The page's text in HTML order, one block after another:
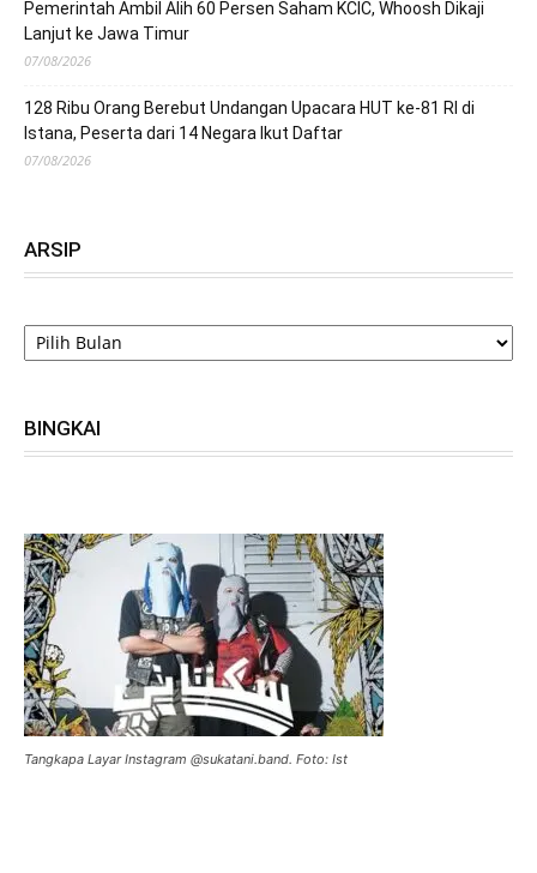
Pemerintah Ambil Alih 60 Persen Saham KCIC, Whoosh Dikaji
Lanjut ke Jawa Timur
07/08/2026
128 Ribu Orang Berebut Undangan Upacara HUT ke-81 RI di
Istana, Peserta dari 14 Negara Ikut Daftar
07/08/2026
ARSIP
ARSIP
BINGKAI
Tangkapa Layar Instagram @sukatani.band. Foto: Ist